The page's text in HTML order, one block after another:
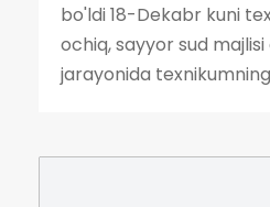
bo'ldi 18-Dekabr kuni
ochiq, sayyor sud majlisi
jarayonida